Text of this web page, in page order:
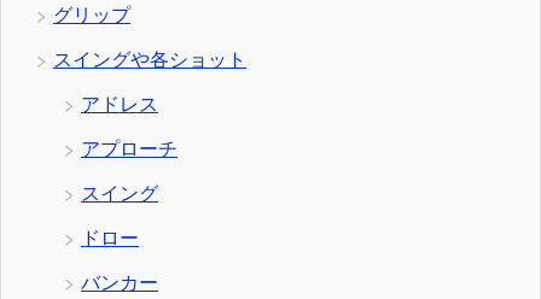
グリップ
スイングや各ショット
アドレス
アプローチ
スイング
ドロー
バンカー